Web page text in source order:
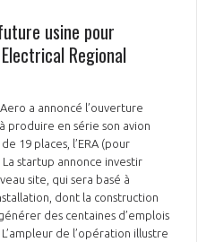
ADHÉRENTS
22 24 25
31
usine pour
Regional
a annoncé l’ouverture
produire en série son avion
19 places, l’ERA (pour
startup annonce investir
site, qui sera basé à
dont la construction
des centaines d’emplois
de l’opération illustre